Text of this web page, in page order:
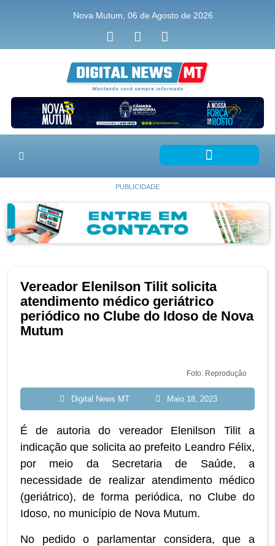
Nova Mutum, 06 de Agosto de 2026
PUBLICIDADE
Vereador Elenilson Tilit solicita
atendimento médico geriátrico
periódico no Clube do Idoso de Nova
Mutum
Foto: Reprodução
Digital News MT Maio 18, 2023
É de autoria do vereador Elenilson Tilit a
indicação que solicita ao prefeito Leandro Félix,
por meio da Secretaria de Saúde, a
necessidade de realizar atendimento médico
(geriátrico), de forma periódica, no Clube do
Idoso, no município de Nova Mutum.
No pedido o parlamentar considera, que a